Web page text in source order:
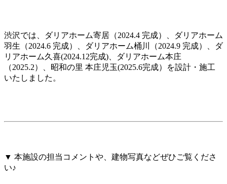
渋沢では、ダリアホーム寄居（2024.4 完成）、ダリアホーム
羽生（2024.6 完成）、ダリアホーム桶川（2024.9 完成）、ダ
リアホーム久喜(2024.12完成)、ダリアホーム本庄
（2025.2）、昭和の里 本庄児玉(2025.6完成）を設計・施工
いたしました。
▼ 本施設の担当コメントや、建物写真などぜひご覧くださ
い♪